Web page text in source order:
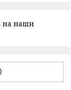
на наши